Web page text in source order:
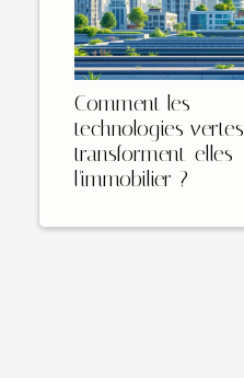
Comment les
technologies vertes
transforment-elles
l'immobilier ?